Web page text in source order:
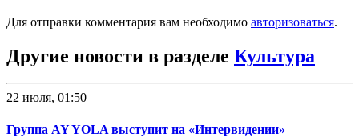
Для отправки комментария вам необходимо авторизоваться.
Другие новости в разделе Культура
22 июля, 01:50
Группа AY YOLA выступит на «Интервидении»